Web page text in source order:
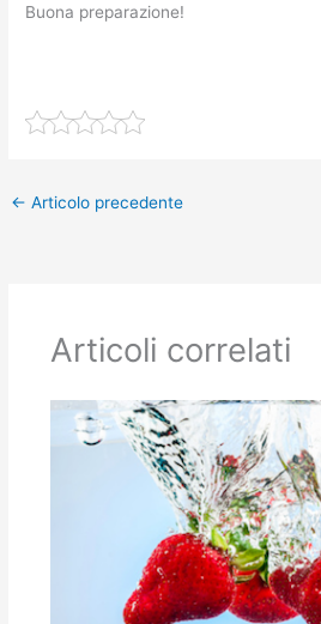
Buona preparazione!
← Articolo precedente
Articoli correlati